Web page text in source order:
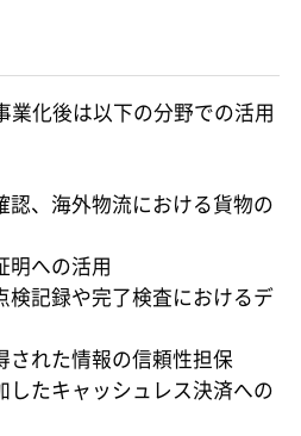
化後は以下の分野での活用
、海外物流における貨物の
明への活用
記録や完了検査におけるデ
れた情報の信頼性担保
たキャッシュレス決済への